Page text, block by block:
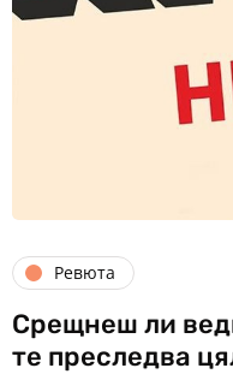
Ревюта
Срещнеш ли
те преследва